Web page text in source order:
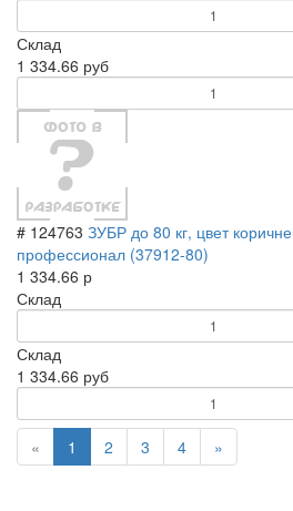
Склад
1 334.66 руб
# 124763 ЗУБР до 80 кг, цвет
профессионал (37912-80)
1 334.66 р
Склад
Склад
1 334.66 руб
« 1 (current)
2 3 4 »